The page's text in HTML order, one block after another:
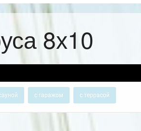
8х10
с гаражом с террасой